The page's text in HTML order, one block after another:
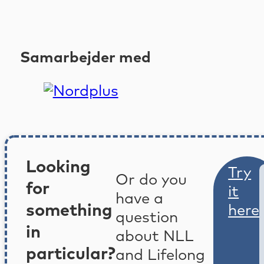
Samarbejder med
Looking
for
something
in
particular?
Or do you
have a
question
about NLL
and Lifelong
Try
it
here